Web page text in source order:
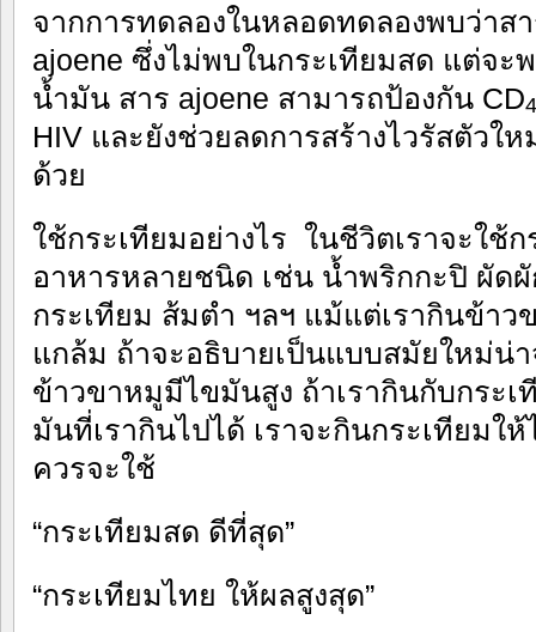
จากการทดลองในหลอดทดลองพบว่าส
ajoene ซึ่งไม่พบในกระเทียมสด แต่จะ
น้ำมัน สาร ajoene สามารถป้องกัน CD4
HIV และยังช่วยลดการสร้างไวรัสตัวใ
ด้วย
ใช้กระเทียมอย่างไร ในชีวิตเราจะใช้
อาหารหลายชนิด เช่น น้ำพริกกะปิ ผัด
กระเทียม ส้มตำ ฯลฯ แม้แต่เรากินข้าว
แกล้ม ถ้าจะอธิบายเป็นแบบสมัยใหม่น่า
ข้าวขาหมูมีไขมันสูง ถ้าเรากินกับกระเ
มันที่เรากินไปได้ เราจะกินกระเทียมใ
ควรจะใช้
“กระเทียมสด ดีที่สุด”
“กระเทียมไทย ให้ผลสูงสุด”